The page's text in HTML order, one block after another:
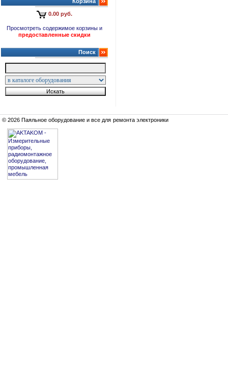
0.00 руб.
Просмотреть содержимое корзины и
предоставленные скидки
Поиск
© 2026 Паяльное оборудование и все для ремонта электроники